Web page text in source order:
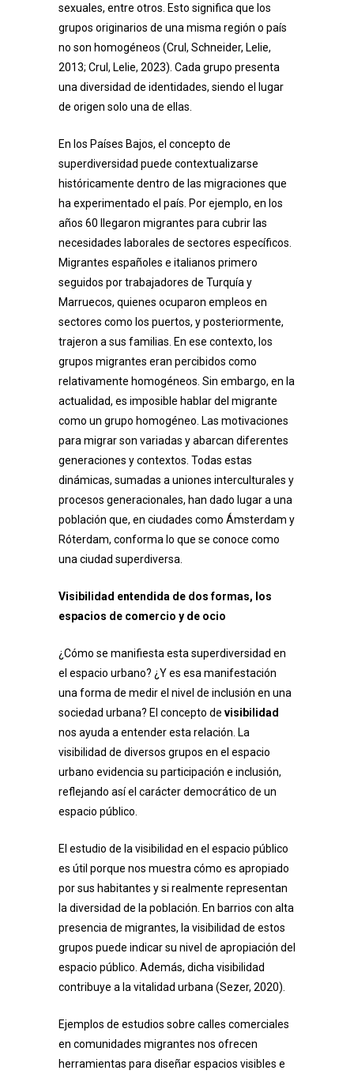
sexuales, entre otros. Esto significa que los
grupos originarios de una misma región o país
no son homogéneos (Crul, Schneider, Lelie,
2013; Crul, Lelie, 2023). Cada grupo presenta
una diversidad de identidades, siendo el lugar
de origen solo una de ellas.
En los Países Bajos, el concepto de
superdiversidad puede contextualizarse
históricamente dentro de las migraciones que
ha experimentado el país. Por ejemplo, en los
años 60 llegaron migrantes para cubrir las
necesidades laborales de sectores específicos.
Migrantes españoles e italianos primero
seguidos por trabajadores de Turquía y
Marruecos, quienes ocuparon empleos en
sectores como los puertos, y posteriormente,
trajeron a sus familias. En ese contexto, los
grupos migrantes eran percibidos como
relativamente homogéneos. Sin embargo, en la
actualidad, es imposible hablar del migrante
como un grupo homogéneo. Las motivaciones
para migrar son variadas y abarcan diferentes
generaciones y contextos. Todas estas
dinámicas, sumadas a uniones interculturales y
procesos generacionales, han dado lugar a una
población que, en ciudades como Ámsterdam y
Róterdam, conforma lo que se conoce como
una ciudad superdiversa.
Visibilidad entendida de dos formas, los
espacios de comercio y de ocio
¿Cómo se manifiesta esta superdiversidad en
el espacio urbano? ¿Y es esa manifestación
una forma de medir el nivel de inclusión en una
sociedad urbana? El concepto de visibilidad
nos ayuda a entender esta relación. La
visibilidad de diversos grupos en el espacio
urbano evidencia su participación e inclusión,
reflejando así el carácter democrático de un
espacio público.
El estudio de la visibilidad en el espacio público
es útil porque nos muestra cómo es apropiado
por sus habitantes y si realmente representan
la diversidad de la población. En barrios con alta
presencia de migrantes, la visibilidad de estos
grupos puede indicar su nivel de apropiación del
espacio público. Además, dicha visibilidad
contribuye a la vitalidad urbana (Sezer, 2020).
Ejemplos de estudios sobre calles comerciales
en comunidades migrantes nos ofrecen
herramientas para diseñar espacios visibles e